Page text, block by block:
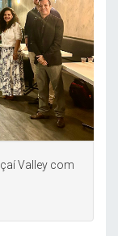
Valley com